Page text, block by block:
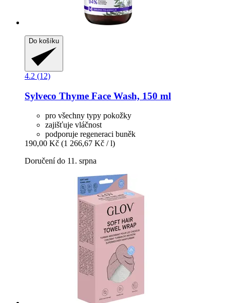
Do košíku
4.2 (12)
Sylveco Thyme Face Wash, 150 ml
pro všechny typy pokožky
zajišťuje vláčnost
podporuje regeneraci buněk
190,00 Kč (1 266,67 Kč / l)
Doručení do 11. srpna